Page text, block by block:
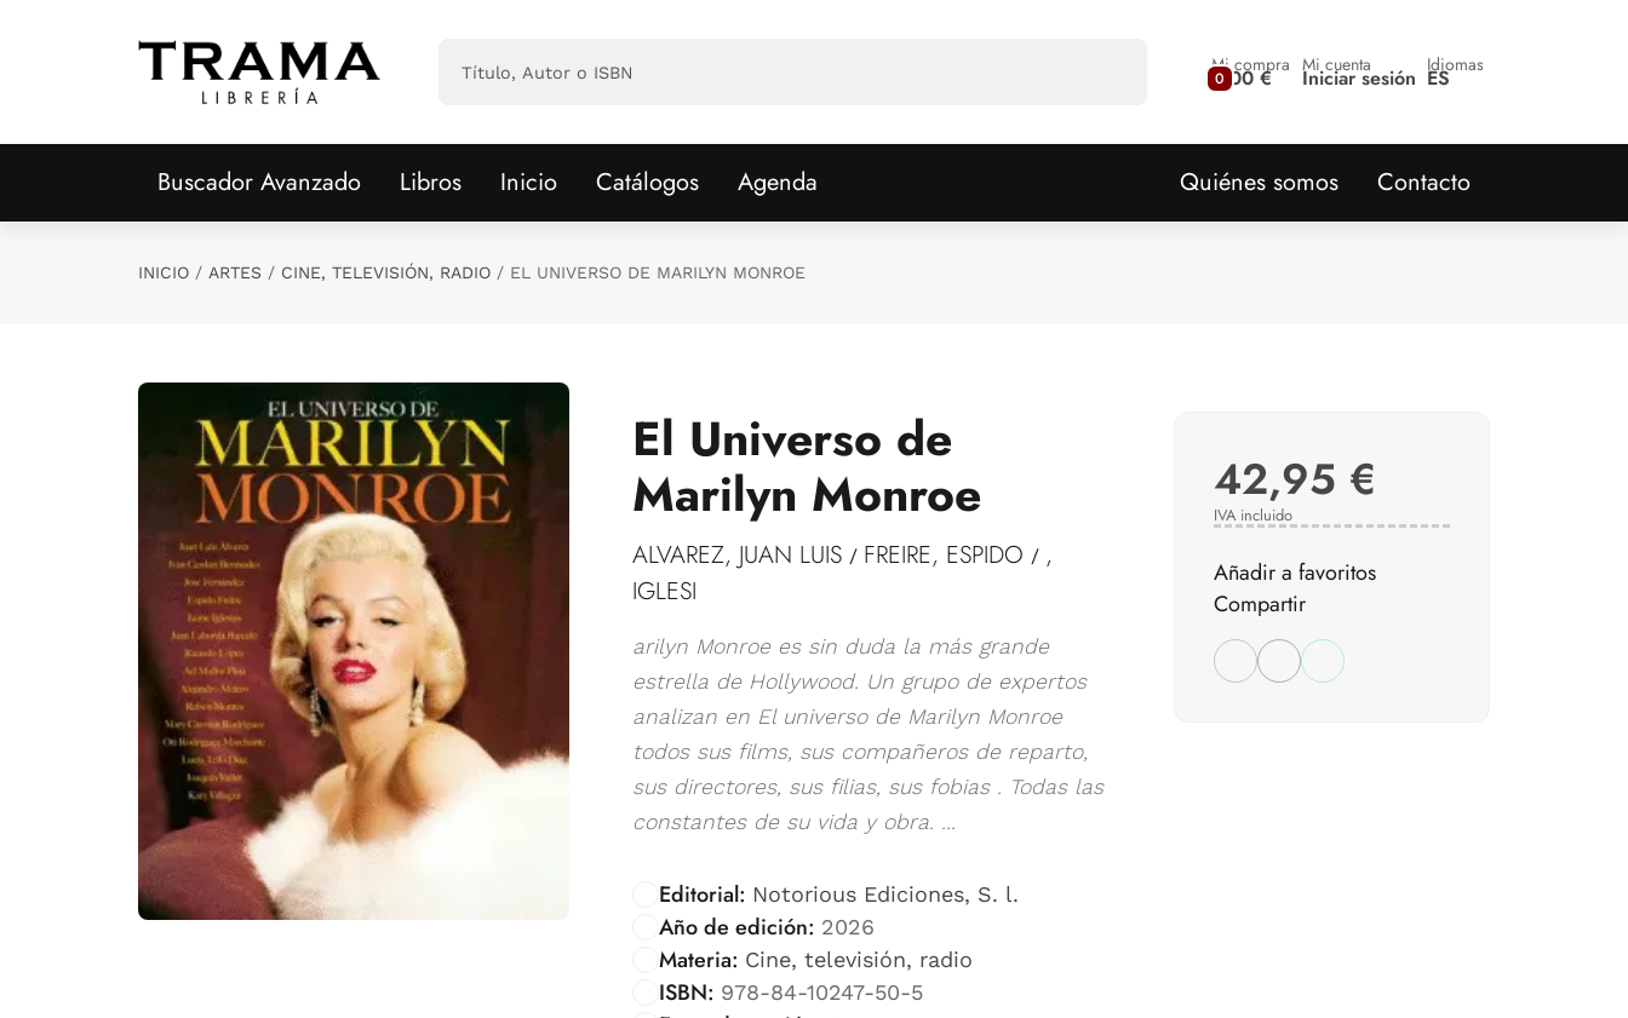
0
Mi compra
0,00 € Mi cuenta
Iniciar sesión Idiomas
ES
Buscador Avanzado Libros Inicio Catálogos Agenda Quiénes somos Contacto
INICIO ARTES CINE, TELEVISIÓN, RADIO EL UNIVERSO DE MARILYN MONROE
El Universo de
Marilyn Monroe
ALVAREZ, JUAN LUIS / FREIRE, ESPIDO / ,
IGLESI
arilyn Monroe es sin duda la más grande
estrella de Hollywood. Un grupo de expertos
analizan en El universo de Marilyn Monroe
todos sus films, sus compañeros de reparto,
sus directores, sus filias, sus fobias . Todas las
constantes de su vida y obra. ...
Editorial: Notorious Ediciones, S. l.
Año de edición: 2026
Materia: Cine, televisión, radio
ISBN: 978-84-10247-50-5
42,95 €
IVA incluido
Añadir a favoritos
Compartir